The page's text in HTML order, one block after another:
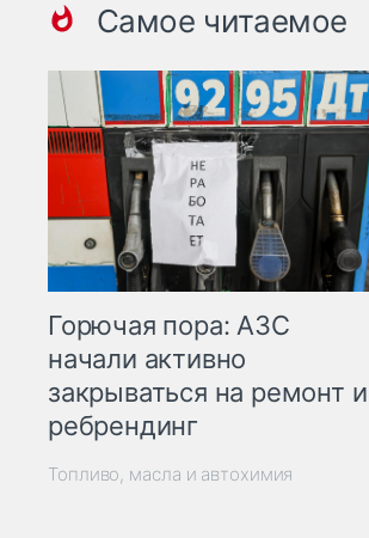
Самое читаемое
Горючая пора: АЗС
начали активно
закрываться на ремонт и
ребрендинг
Топливо, масла и автохимия